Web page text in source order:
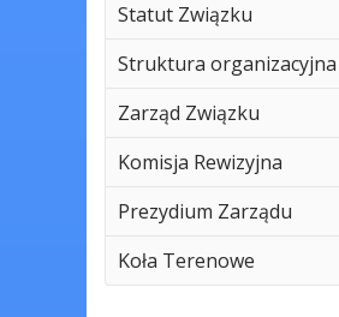
Statut Związku
Struktura organizacyjna
Zarząd Związku
Komisja Rewizyjna
Prezydium Zarządu
Koła Terenowe